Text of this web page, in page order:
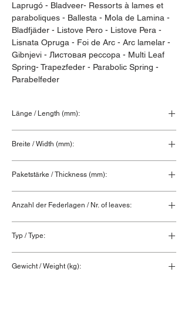
Laprugó - Bladveer- Ressorts à lames et
paraboliques - Ballesta - Mola de Lamina -
Bladfjäder - Listove Pero - Listove Pera -
Lisnata Opruga - Foi de Arc - Arc lamelar -
Gibnjevi - Листовая рессора - Multi Leaf
Spring- Trapezfeder - Parabolic Spring -
Parabelfeder
Länge / Length (mm):
Breite / Width (mm):
Paketstärke / Thickness (mm):
Anzahl der Federlagen / Nr. of leaves:
Typ / Type:
Gewicht / Weight (kg):